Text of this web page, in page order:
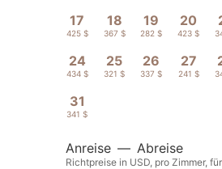
17
425 $
18
367 $
19
282 $
20
423 $
24
434 $
25
321 $
26
337 $
27
241 $
31
341 $
Anreise — Abreise
Richtpreise in USD, pro Zimmer,